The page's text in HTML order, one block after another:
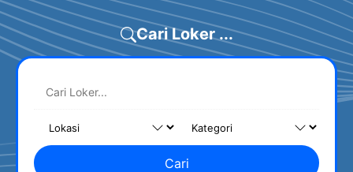
Cari Loker ...
Cari